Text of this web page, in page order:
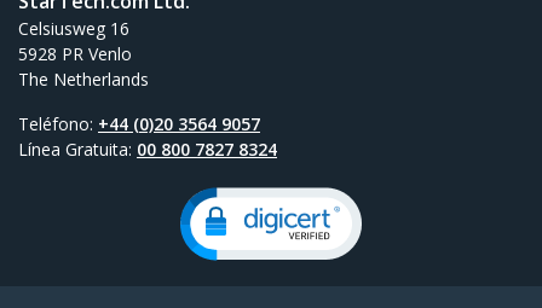
Celsiusweg 16
5928 PR Venlo
The Netherlands
Teléfono: +44 (0)20 3564 9057
Línea Gratuita: 00 800 7827 8324